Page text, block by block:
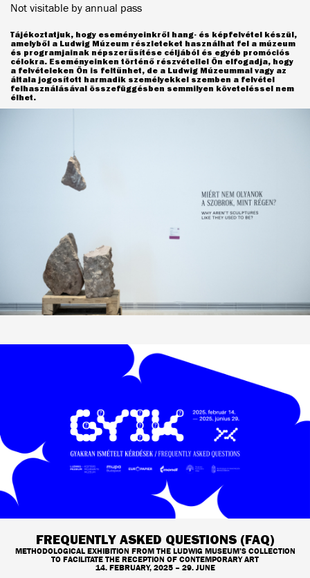
Not visitable by annual pass
Tájékoztatjuk, hogy eseményeinkről hang- és képfelvétel készül,
amelyből a Ludwig Múzeum részleteket használhat fel a múzeum
és programjainak népszerűsítése céljából és egyéb promóciós
célokra. Eseményeinken történő részvétellel Ön elfogadja, hogy
a felvételeken Ön is feltűnhet, de a Ludwig Múzeummal vagy az
általa jogosított harmadik személyekkel szemben a felvétel
felhasználásával összefüggésben semmilyen követeléssel nem
élhet.
FREQUENTLY ASKED QUESTIONS (FAQ)
METHODOLOGICAL EXHIBITION FROM THE LUDWIG MUSEUM’S COLLECTION
TO FACILITATE THE RECEPTION OF CONTEMPORARY ART
14. FEBRUARY, 2025 – 29. JUNE